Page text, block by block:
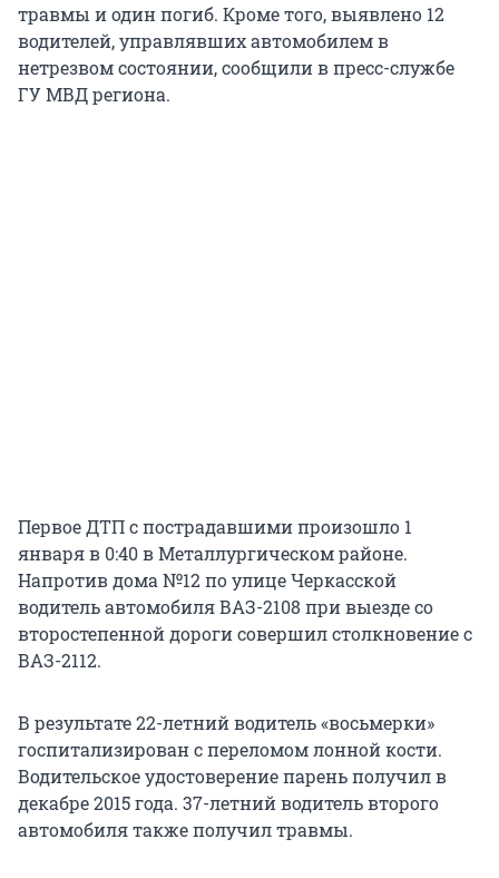
травмы и один погиб. Кроме того, выявлено 12
водителей, управлявших автомобилем в
нетрезвом состоянии, сообщили в пресс-службе
ГУ МВД региона.
Первое ДТП с пострадавшими произошло 1
января в 0:40 в Металлургическом районе.
Напротив дома №12 по улице Черкасской
водитель автомобиля ВАЗ-2108 при выезде со
второстепенной дороги совершил столкновение с
ВАЗ-2112.
В результате 22-летний водитель «восьмерки»
госпитализирован с переломом лонной кости.
Водительское удостоверение парень получил в
декабре 2015 года. 37-летний водитель второго
автомобиля также получил травмы.